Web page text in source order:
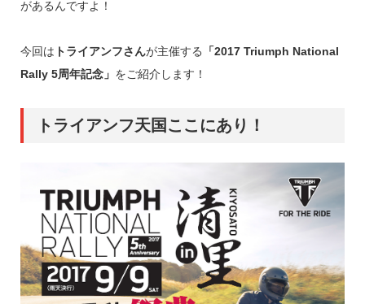
があるんですよ！
今回は トライアンフさんが主催する
「2017 Triumph National
Rally 5周年記念」 をご紹介します！
トライアンフ天国ここにあり！